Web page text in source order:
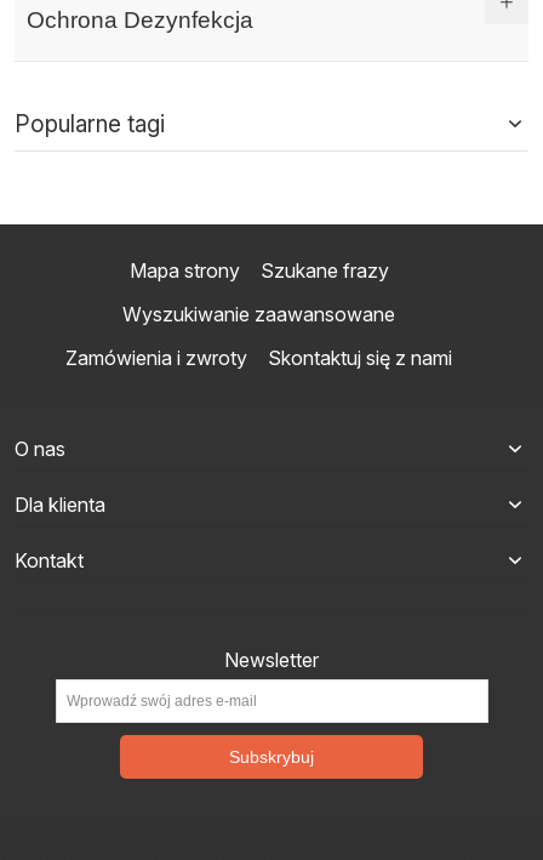
Ochrona Dezynfekcja
Popularne tagi
Mapa strony
Szukane frazy
Wyszukiwanie zaawansowane
Zamówienia i zwroty
Skontaktuj się z nami
O nas
Dla klienta
Kontakt
Newsletter
Subskrybuj